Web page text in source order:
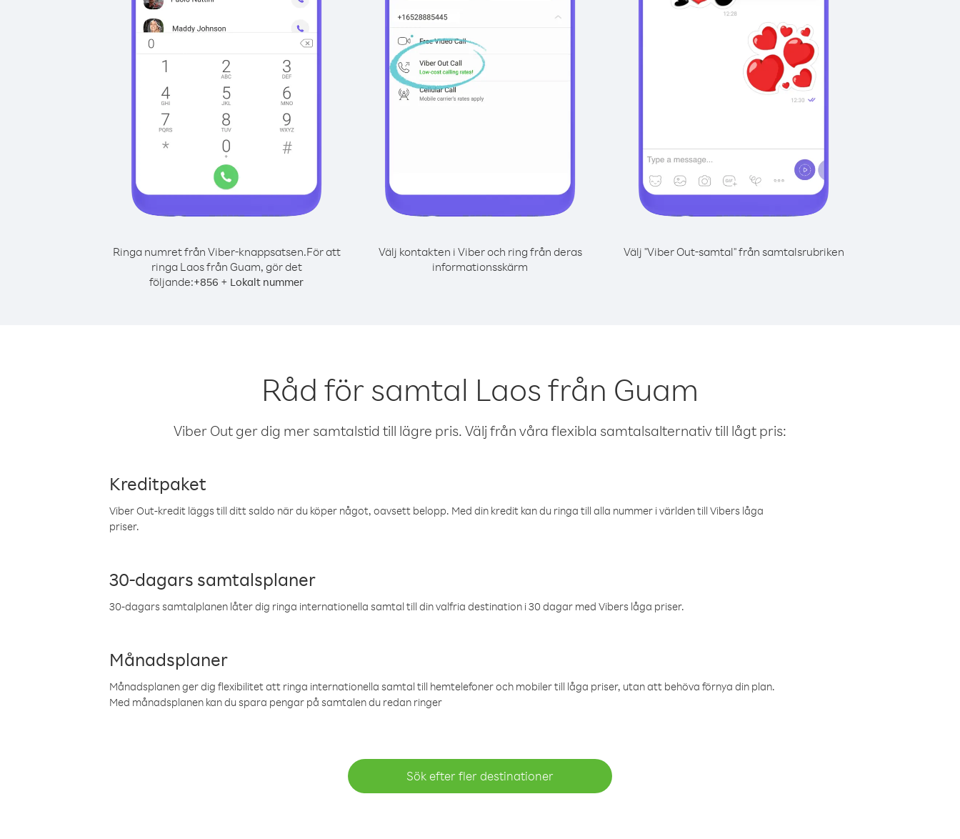
Ringa numret från Viber-knappsatsen.För att
ringa Laos från Guam, gör det
följande:+856 + Lokalt nummer
Välj kontakten i Viber och ring från deras
informationsskärm
Välj "Viber Out-samtal" från samtalsrubriken
Råd för samtal Laos från Guam
Viber Out ger dig mer samtalstid till lägre pris. Välj från våra flexibla samtalsalternativ till lågt pris:
Kreditpaket
Viber Out-kredit läggs till ditt saldo när du köper något, oavsett belopp. Med din kredit kan du ringa till alla nummer i världen till Vibers låga
priser.
30-dagars samtalsplaner
30-dagars samtalplanen låter dig ringa internationella samtal till din valfria destination i 30 dagar med Vibers låga priser.
Månadsplaner
Månadsplanen ger dig flexibilitet att ringa internationella samtal till hemtelefoner och mobiler till låga priser, utan att behöva förnya din plan.
Med månadsplanen kan du spara pengar på samtalen du redan ringer
Sök efter fler destinationer